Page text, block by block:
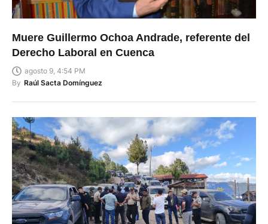
Muere Guillermo Ochoa Andrade, referente del
Derecho Laboral en Cuenca
agosto 9, 4:54 PM
By Raúl Sacta Domínguez